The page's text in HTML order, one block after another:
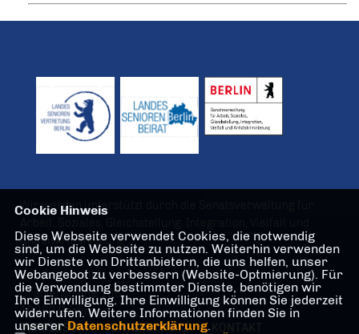
Wir werden unterstützt durch die Senatsverwaltung für
Antidiskriminierung
Geschäftsstelle
Oranienstraße 106
10969 Berlin
IMPRESSUM
DATENSCHUTZ
Cookie Hinweis
Diese Webseite verwendet Cookies, die notwendig
sind, um die Webseite zu nutzen. Weiterhin verwenden
wir Dienste von Drittanbietern, die uns helfen, unser
Webangebot zu verbessern (Website-Optmierung). Für
die Verwendung bestimmter Dienste, benötigen wir
Ihre Einwilligung. Ihre Einwilligung können Sie jederzeit
widerrufen. Weitere Informationen finden Sie in
unserer Datenschutzerklärung.